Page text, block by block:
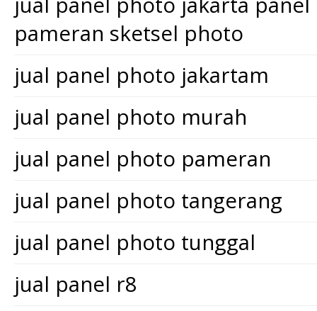
pameran sketsel photo
jual panel photo jakartam
jual panel photo murah
jual panel photo pameran
jual panel photo tangerang
jual panel photo tunggal
jual panel r8